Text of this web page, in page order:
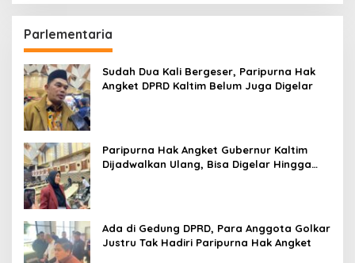
Parlementaria
Sudah Dua Kali Bergeser, Paripurna Hak
Angket DPRD Kaltim Belum Juga Digelar
Paripurna Hak Angket Gubernur Kaltim
Dijadwalkan Ulang, Bisa Digelar Hingga
Ada di Gedung DPRD, Para Anggota Golkar
Justru Tak Hadiri Paripurna Hak Angket